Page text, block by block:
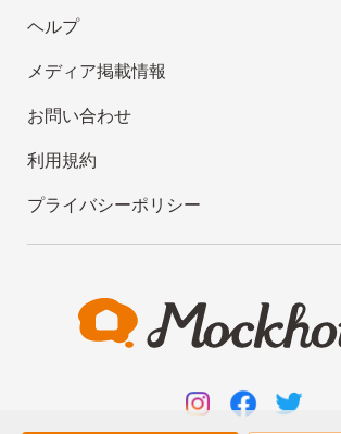
ヘルプ
メディア掲載情報
お問い合わせ
利用規約
プライバシーポリシー